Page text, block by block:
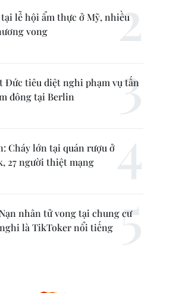
tại lễ hội ẩm thực ở Mỹ, nhiều
vong
Đức tiêu diệt nghi phạm vụ tấn
đông tại Berlin
Cháy lớn tại quán rượu ở
27 người thiệt mạng
nhân tử vong tại chung cư
là TikToker nổi tiếng